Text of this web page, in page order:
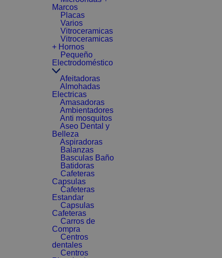
Marcos
Placas
Varios
Vitroceramicas
Vitroceramicas
+ Hornos
Pequeño
Electrodoméstico
Afeitadoras
Almohadas
Electricas
Amasadoras
Ambientadores
Anti mosquitos
Aseo Dental y
Belleza
Aspiradoras
Balanzas
Basculas Baño
Batidoras
Cafeteras
Capsulas
Cafeteras
Estandar
Capsulas
Cafeteras
Carros de
Compra
Centros
dentales
Centros